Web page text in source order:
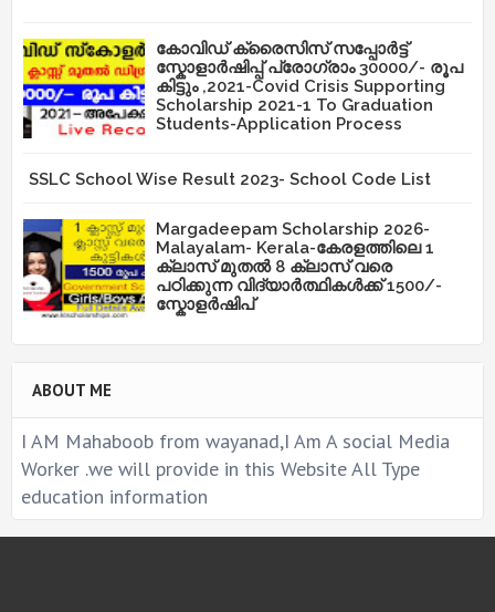
കോവിഡ് ക്രൈസിസ് സപ്പോർട്ട്
സ്കോളാർഷിപ്പ് പ്രോഗ്രാം 30000/- രൂപ
കിട്ടും ,2021-Covid Crisis Supporting
Scholarship 2021-1 To Graduation
Students-Application Process
SSLC School Wise Result 2023- School Code List
Margadeepam Scholarship 2026-
Malayalam- Kerala-കേരളത്തിലെ 1
ക്ലാസ് മുതൽ 8 ക്ലാസ് വരെ
പഠിക്കുന്ന വിദ്യാർത്ഥികൾക്ക് 1500/-
സ്കോളർഷിപ്
ABOUT ME
I AM Mahaboob from wayanad,I Am A social Media
Worker .we will provide in this Website All Type
education information